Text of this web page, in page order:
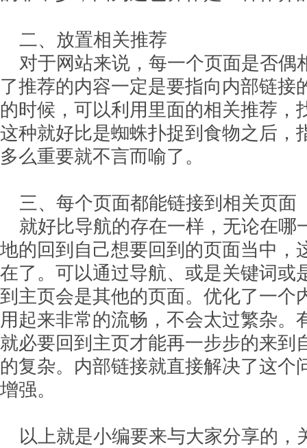
二、放置相关推荐
对于网站来说，每一个页面是否偶
了推荐的内容一定是要指向内部链接
的时候，可以利用里面的相关推荐，
这种就好比是蜘蛛扑捉到食物之后，
多么重要就不言而喻了。
三、每个页面都能链接到相关页面
就好比导航的存在一样，无论在哪
地的回到自己想要回到的页面当中，
在了。可以通过导航、或是关键词或
到主页会是其他的页面。优化了一个
用起来非常的流畅，不会太过繁杂。
就必要回到主页才能再一步步的来到
的复杂。内部链接就直接解决了这个
增强。
以上就是小编要来与大家分享的，